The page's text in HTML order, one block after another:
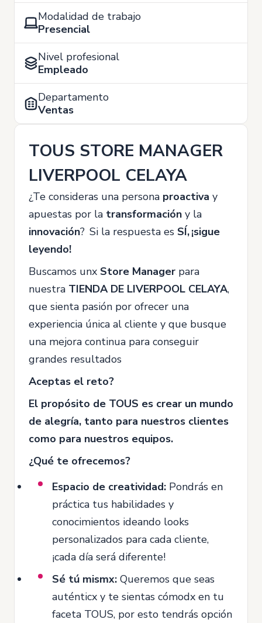
Modalidad de trabajo
Presencial
Nivel profesional
Empleado
Departamento
Ventas
TOUS STORE MANAGER
LIVERPOOL CELAYA
¿Te consideras una persona proactiva y
apuestas por la transformación y la
innovación? Si la respuesta es SÍ, ¡sigue
leyendo!
Buscamos unx Store Manager para
nuestra TIENDA DE LIVERPOOL CELAYA,
que sienta pasión por ofrecer una
experiencia única al cliente y que busque
una mejora continua para conseguir
grandes resultados
Aceptas el reto?
El propósito de TOUS es crear un mundo
de alegría, tanto para nuestros clientes
como para nuestros equipos.
¿Qué te ofrecemos?
Espacio de creatividad: Pondrás en
práctica tus habilidades y
conocimientos ideando looks
personalizados para cada cliente,
¡cada día será diferente!
Sé tú mismx: Queremos que seas
auténticx y te sientas cómodx en tu
faceta TOUS, por esto tendrás opción